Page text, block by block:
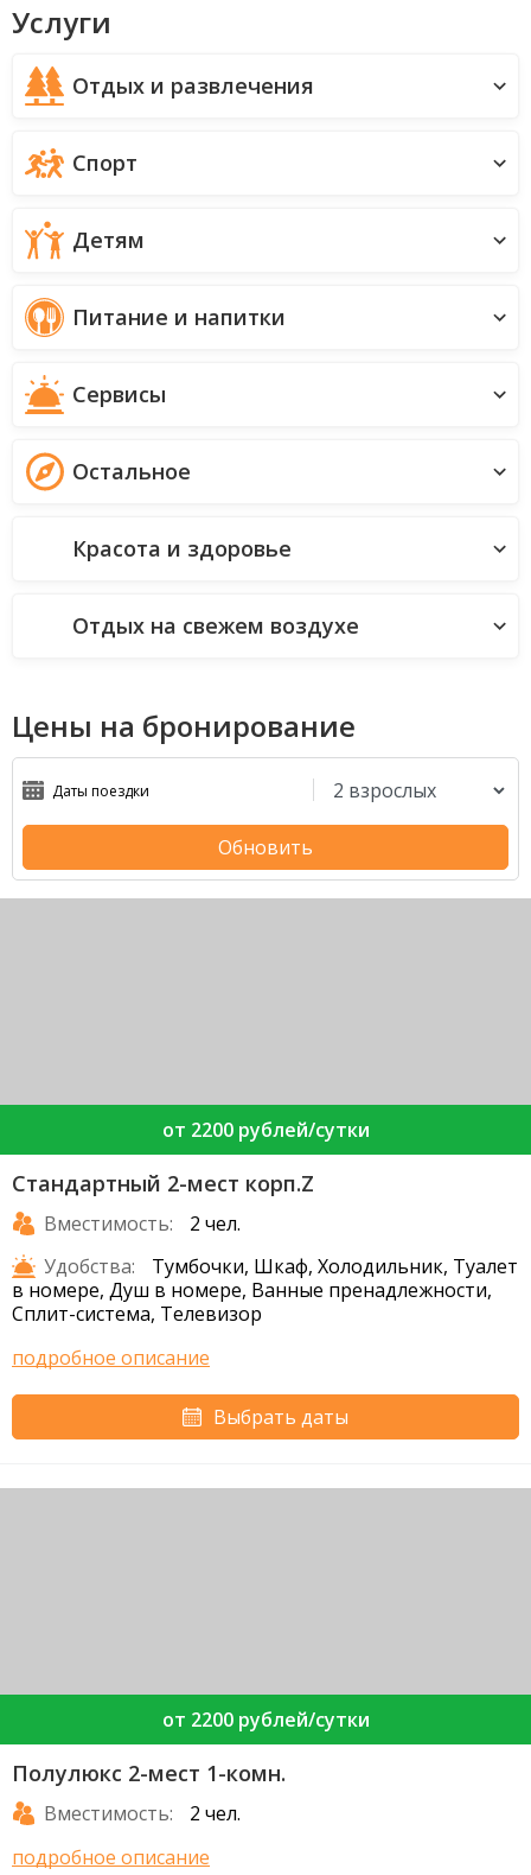
Услуги
Отдых и развлечения
Спорт
Детям
Питание и напитки
Сервисы
Остальное
Красота и здоровье
Отдых на свежем воздухе
Цены на бронирование
Обновить
от 2200 рублей/сутки
Стандартный 2-мест корп.Z
Вместимость:
2 чел.
Удобства:
Тумбочки, Шкаф, Холодильник, Туалет
в номере, Душ в номере, Ванные пренадлежности,
Сплит-система, Телевизор
подробное описание
Выбрать даты
от 2200 рублей/сутки
Полулюкс 2-мест 1-комн.
Вместимость:
2 чел.
подробное описание